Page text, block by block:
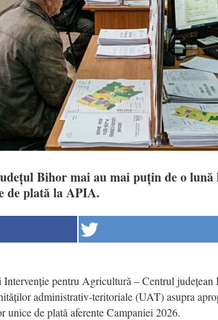
Bihor mai au mai puțin de o lună
de plată la APIA.
Intervenție pentru Agricultură – Centrul
administrativ-teritoriale (UAT) asupra
unice de plată aferente Campaniei 2026.